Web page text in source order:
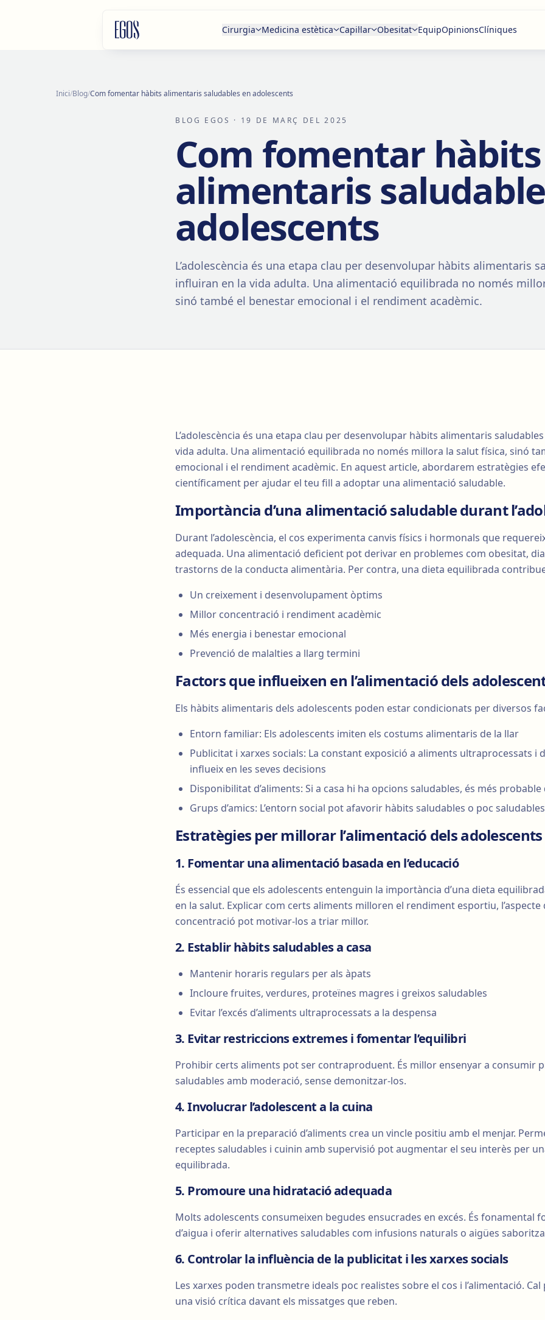
Cirurgia Medicina estètica Capil·lar Obesitat EquipOpinionsClíniques
Inici/Blog/Com fomentar hàbits alimentaris saludables en adolescents
BLOG EGOS · 19 DE MARÇ DEL 2025
Com fomentar hàbits
alimentaris
adolescents
L’adolescència és una etapa clau per desenvolupar hàbits alimentaris
influiran en la vida adulta. Una alimentació equilibrada no només
sinó també el benestar emocional i el rendiment acadèmic.
L’adolescència és una etapa clau per desenvolupar hàbits alimentaris
vida adulta. Una alimentació equilibrada no només millora la salut física, sinó
emocional i el rendiment acadèmic. En aquest article, abordarem estratègies
científicament per ajudar el teu fill a adoptar una alimentació saludable.
Importància d’una alimentació saludable durant
Durant l’adolescència, el cos experimenta canvis físics i hormonals que
adequada. Una alimentació deficient pot derivar en problemes com obesitat,
trastorns de la conducta alimentària. Per contra, una dieta equilibrada
Un creixement i desenvolupament òptims
Millor concentració i rendiment acadèmic
Més energia i benestar emocional
Prevenció de malalties a llarg termini
Factors que influeixen en l’alimentació dels
Els hàbits alimentaris dels adolescents poden estar condicionats per diversos
Entorn familiar: Els adolescents imiten els costums alimentaris de la llar
Publicitat i xarxes socials: La constant exposició a aliments ultraprocessats i
influeix en les seves decisions
Disponibilitat d’aliments: Si a casa hi ha opcions saludables, és més
Grups d’amics: L’entorn social pot afavorir hàbits saludables o poc saludables
Estratègies per millorar l’alimentació dels adolescents
1. Fomentar una alimentació basada en l’educació
És essencial que els adolescents entenguin la importància d’una dieta
en la salut. Explicar com certs aliments milloren el rendiment esportiu, l’aspecte
concentració pot motivar-los a triar millor.
2. Establir hàbits saludables a casa
Mantenir horaris regulars per als àpats
Incloure fruites, verdures, proteïnes magres i greixos saludables
Evitar l’excés d’aliments ultraprocessats a la despensa
3. Evitar restriccions extremes i fomentar l’equilibri
Prohibir certs aliments pot ser contraproduent. És millor ensenyar a consumir
saludables amb moderació, sense demonitzar-los.
4. Involucrar l’adolescent a la cuina
Participar en la preparació d’aliments crea un vincle positiu amb el menjar.
receptes saludables i cuinin amb supervisió pot augmentar el seu interès per
equilibrada.
5. Promoure una hidratació adequada
Molts adolescents consumeixen begudes ensucrades en excés. És fonamental
d’aigua i oferir alternatives saludables com infusions naturals o aigües
6. Controlar la influència de la publicitat i les xarxes socials
Les xarxes poden transmetre ideals poc realistes sobre el cos i l’alimentació.
una visió crítica davant els missatges que reben.